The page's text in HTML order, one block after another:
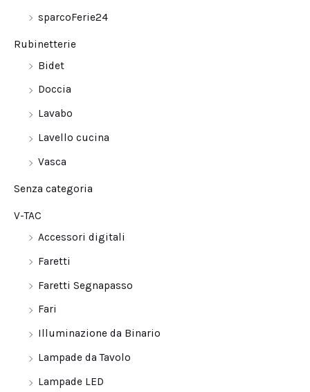
sparcoFerie24
Rubinetterie
Bidet
Doccia
Lavabo
Lavello cucina
Vasca
Senza categoria
V-TAC
Accessori digitali
Faretti
Faretti Segnapasso
Fari
Illuminazione da Binario
Lampade da Tavolo
Lampade LED